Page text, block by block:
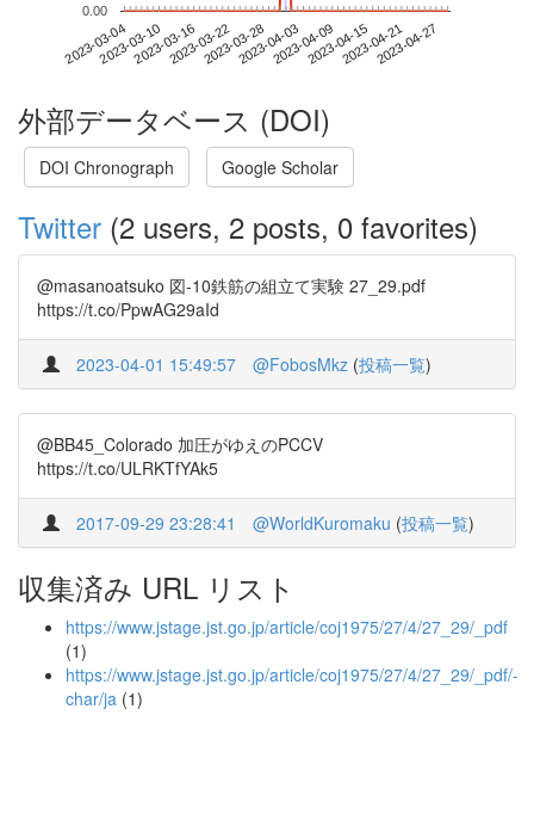
2023-03-042023-03-102023-03-162023-03-222023-03-282023-04-032023-04-092023-04-152023-04-212023-04-27
0.00
外部データベース (DOI)
DOI Chronograph Google Scholar
Twitter (2 users, 2 posts, 0 favorites)
@masanoatsuko 図-10鉄筋の組立て実験 27_29.pdf
https://t.co/PpwAG29aId
2023-04-01 15:49:57 @FobosMkz (投稿一覧)
@BB45_Colorado 加圧がゆえのPCCV
https://t.co/ULRKTfYAk5
2017-09-29 23:28:41 @WorldKuromaku (投稿一覧)
収集済み URL リスト
https://www.jstage.jst.go.jp/article/coj1975/27/4/27_29/_pdf
(1)
https://www.jstage.jst.go.jp/article/coj1975/27/4/27_29/_pdf/-
char/ja (1)